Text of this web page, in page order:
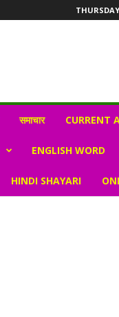
समाचार CURRENT
ENGLISH WORD
HINDI SHAYARI